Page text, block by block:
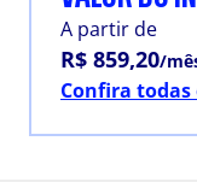
A partir de
R$ 859,20/
Confira todas